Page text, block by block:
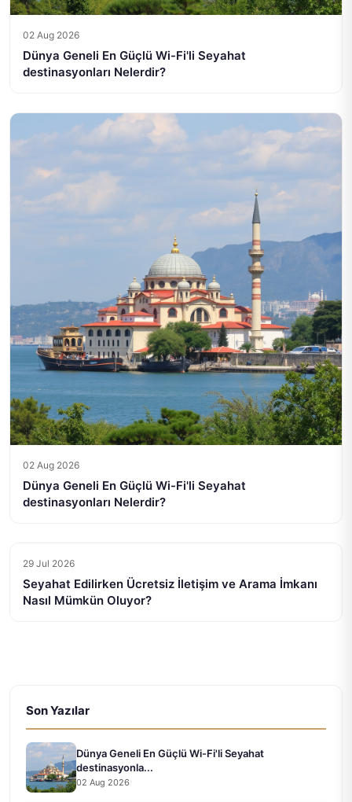
02 Aug 2026
Dünya Geneli En Güçlü Wi-Fi'li Seyahat
destinasyonları Nelerdir?
02 Aug 2026
Dünya Geneli En Güçlü Wi-Fi'li Seyahat
destinasyonları Nelerdir?
29 Jul 2026
Seyahat Edilirken Ücretsiz İletişim ve Arama İmkanı
Nasıl Mümkün Oluyor?
Son Yazılar
Dünya Geneli En Güçlü Wi-Fi'li Seyahat
destinasyonla...
02 Aug 2026